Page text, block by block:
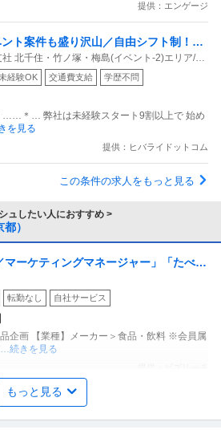
提供：エンゲージ
ト案件も盛り沢山／自由シフト制！週
給料日最短翌日面接OK！応募後に届
でね交通費全額支給なので遠方の方も
備スタッフ
北千住・竹ノ塚・梅島(イベント-2)エリア/A3
経験OK 交通費支給 学歴不問
＊… 弊社は未経験スタート9割以上で 始め
を見る
提供：ヒバライドットコム
この条件の求人をもっと見る
ュしたい人におすすめ >
）
ーケティングマネージャー」「たべっ
お菓子メーカー ギンビス「「しみチョ
」などのロングセラー商品を製造／土
地日本橋」（株式会社ギンビス）
転勤なし 自社サービス
品企画 【業種】メーカー＞食品・飲料 ※会員属
…続きを見る
祝休み／外国人人材紹介の法人営業／
株式会社
もっと見る